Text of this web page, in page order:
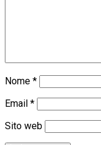
Nome *
Email *
Sito web